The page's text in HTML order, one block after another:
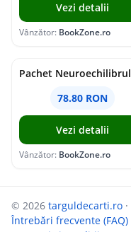
Vezi detalii
Vânzător: BookZone.ro
Pachet Neuroechilibrul
78.80 RON
Vezi detalii
Vânzător: BookZone.ro
© 2026 targuldecarti.ro ·
Întrebări frecvente (FAQ)